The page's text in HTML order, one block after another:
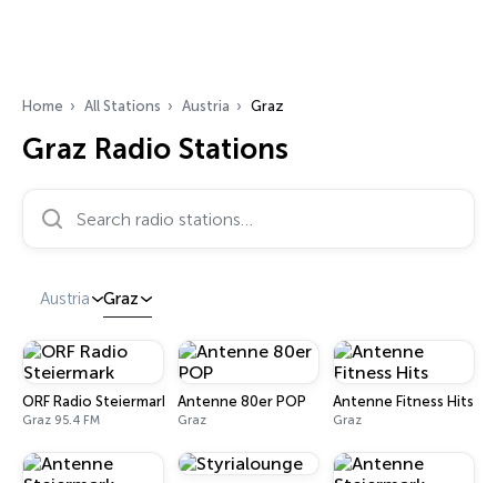
Home All Stations Austria Graz
Graz Radio Stations
Search radio stations…
Austria Graz
ORF Radio Steiermark
Graz 95.4 FM
Antenne 80er POP
Graz
Antenne Fitness Hits
Graz